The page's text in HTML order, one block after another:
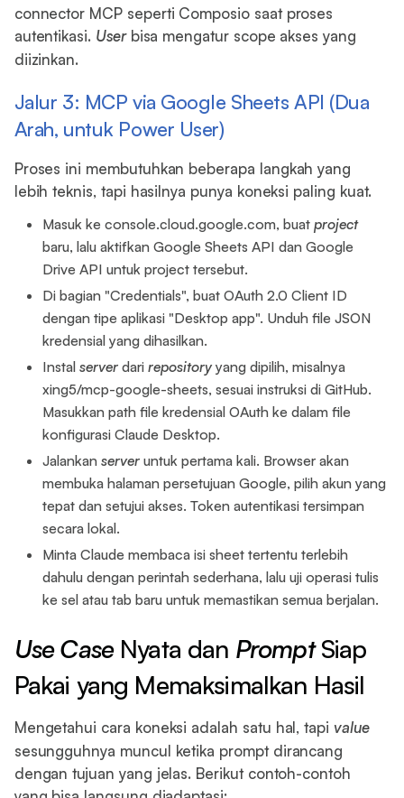
connector MCP seperti Composio saat proses
autentikasi. Userbisa mengatur scope akses yang
diizinkan.
Jalur 3: MCP via Google Sheets API (Dua
Arah, untuk Power User)
Proses ini membutuhkan beberapa langkah yang
lebih teknis, tapi hasilnya punya koneksi paling kuat.
Masuk ke console.cloud.google.com, buatproject
baru, lalu aktifkan Google Sheets API dan Google
Drive API untuk project tersebut.
Di bagian "Credentials", buat OAuth 2.0 Client ID
dengan tipe aplikasi "Desktop app". Unduh file JSON
kredensial yang dihasilkan.
Instalserver darirepositoryyang dipilih, misalnya
xing5/mcp-google-sheets, sesuai instruksi di GitHub.
Masukkan path file kredensial OAuth ke dalam file
konfigurasi Claude Desktop.
Jalankanserver untuk pertama kali. Browser akan
membuka halaman persetujuan Google, pilih akun yang
tepat dan setujui akses. Token autentikasi tersimpan
secara lokal.
Minta Claude membaca isi sheet tertentu terlebih
dahulu dengan perintah sederhana, lalu uji operasi tulis
ke sel atau tab baru untuk memastikan semua berjalan.
Use CaseNyata dan PromptSiap
Pakai yang Memaksimalkan Hasil
Mengetahui cara koneksi adalah satu hal, tapi value
sesungguhnya muncul ketika prompt dirancang
dengan tujuan yang jelas. Berikut contoh-contoh